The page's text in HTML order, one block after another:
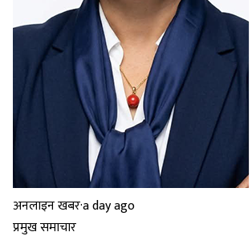
अनलाइन खबर·a day ago
प्रमुख समाचार